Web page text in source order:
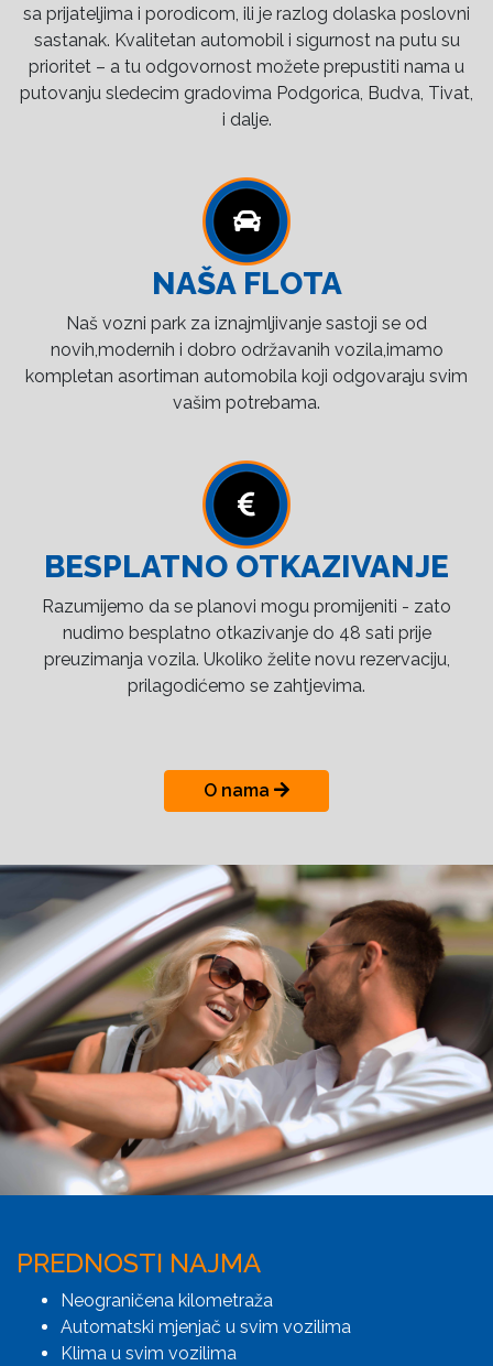
sa prijateljima i porodicom, ili je razlog dolaska poslovni
sastanak. Kvalitetan automobil i sigurnost na putu su
prioritet – a tu odgovornost možete prepustiti nama u
putovanju sledecim gradovima Podgorica, Budva, Tivat,
i dalje.
NAŠA FLOTA
Naš vozni park za iznajmljivanje sastoji se od
novih,modernih i dobro održavanih vozila,imamo
kompletan asortiman automobila koji odgovaraju svim
vašim potrebama.
BESPLATNO OTKAZIVANJE
Razumijemo da se planovi mogu promijeniti - zato
nudimo besplatno otkazivanje do 48 sati prije
preuzimanja vozila. Ukoliko želite novu rezervaciju,
prilagodićemo se zahtjevima.
O nama
PREDNOSTI NAJMA
Neograničena kilometraža
Automatski mjenjač u svim vozilima
Klima u svim vozilima